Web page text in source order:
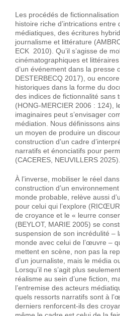
Les procédés de
histoire riche d’intrications entre
médiatiques, des écritures
journalisme et littérature
ECK 2010). Qu’il s’agisse de
cinématographiques et
d’un événement dans la presse
DESTERBECQ 2017), ou
historiques dans la forme du
des indices de fictionnalité sans
(HONG-MERCIER 2006 : 124),
imaginaires peut s’envisager
médiation. Nous définissons
un moyen de produire un
construction d’un cadre
narratifs et énonciatifs pour
(CACERES, NEUVILLERS 2025).
À l’inverse, mobiliser le réel
construction d’un
monde probable, relève aussi
pour celui qui l’explore
de croyance et le « leurre
(BEYLOT, MARIE 2005) se
suspension de son incrédulité –
monde avec celui de l’œuvre –
mettent en scène, non pas la
d’un journaliste, mais le média
Lorsqu’il ne s’agit plus
réalisme au sein d’une fiction,
l’entremise des acteurs
quels ressorts narratifs sont à
derniers renforcent-ils des